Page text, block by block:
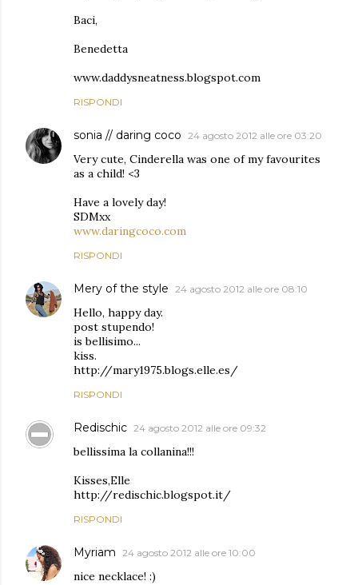
Baci,
Benedetta
www.daddysneatness.blogspot.com
RISPONDI
sonia // daring coco 24 agosto 2012 alle ore 03:20
Very cute, Cinderella was one of my favourites
as a child! <3
Have a lovely day!
SDMxx
www.daringcoco.com
RISPONDI
Mery of the style 24 agosto 2012 alle ore 08:10
Hello, happy day.
post stupendo!
is bellisimo...
kiss.
http://mary1975.blogs.elle.es/
RISPONDI
Redischic 24 agosto 2012 alle ore 09:32
bellissima la collanina!!!
Kisses,Elle
http://redischic.blogspot.it/
RISPONDI
Myriam 24 agosto 2012 alle ore 10:00
nice necklace! :)